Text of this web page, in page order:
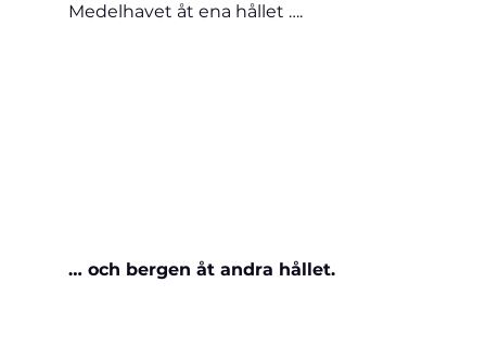
Medelhavet åt ena hållet ….
… och bergen åt andra hållet.